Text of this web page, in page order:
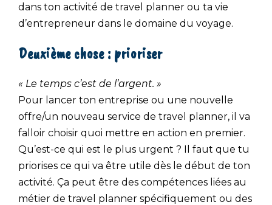
dans ton activité de travel planner ou ta vie
d’entrepreneur dans le domaine du voyage.
Deuxième chose : prioriser
« Le temps c’est de l’argent. »
Pour lancer ton entreprise ou une nouvelle
offre/un nouveau service de travel planner, il va
falloir choisir quoi mettre en action en premier.
Qu’est-ce qui est le plus urgent ? Il faut que tu
priorises ce qui va être utile dès le début de ton
activité. Ça peut être des compétences liées au
métier de travel planner spécifiquement ou des